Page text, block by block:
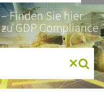
Finden Sie hier
GDP Compliance